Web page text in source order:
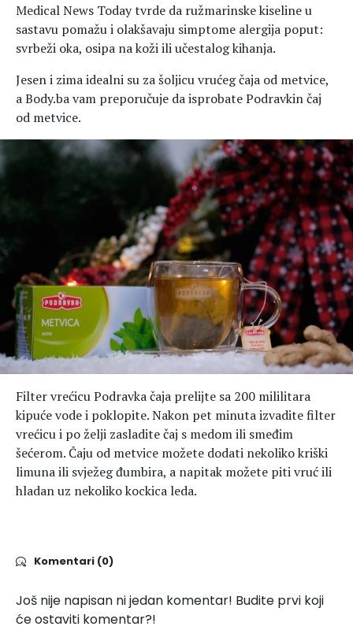
Medical News Today tvrde da ružmarinske kiseline u
sastavu pomažu i olakšavaju simptome alergija poput:
svrbeži oka, osipa na koži ili učestalog kihanja.
Jesen i zima idealni su za šoljicu vrućeg čaja od metvice,
a Body.ba vam preporučuje da isprobate Podravkin čaj
od metvice.
Filter vrećicu Podravka čaja prelijte sa 200 mililitara
kipuće vode i poklopite. Nakon pet minuta izvadite filter
vrećicu i po želji zasladite čaj s medom ili smeđim
šećerom. Čaju od metvice možete dodati nekoliko kriški
limuna ili svježeg đumbira, a napitak možete piti vruć ili
hladan uz nekoliko kockica leda.
Komentari (0)
Još nije napisan ni jedan komentar! Budite prvi koji
će ostaviti komentar?!